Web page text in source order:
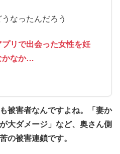
なったんだろう
リで出会った女性を妊
かなか…
被害者なんですよね。「妻か
大ダメージ」など、奥さん側
の被害連鎖です。